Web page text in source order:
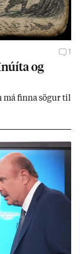
1
og
má finna sög­ur til